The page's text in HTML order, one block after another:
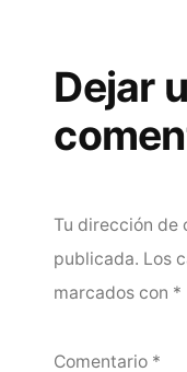
Dejar
Tu dirección de
publicada. Los
marcados con *
Comentario *